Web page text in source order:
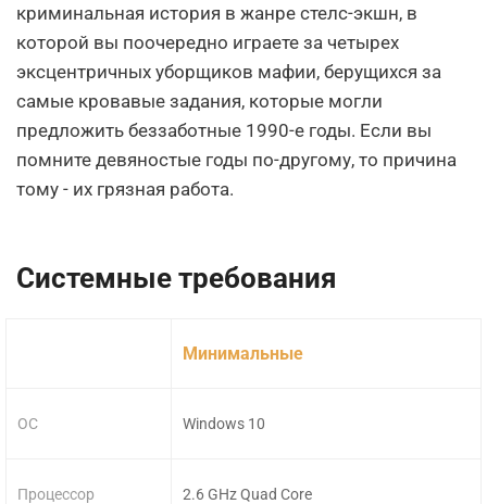
криминальная история в жанре стелс-экшн, в
которой вы поочередно играете за четырех
эксцентричных уборщиков мафии, берущихся за
самые кровавые задания, которые могли
предложить беззаботные 1990-е годы. Если вы
помните девяностые годы по-другому, то причина
тому - их грязная работа.
Системные требования
ОС
Процессор
Минимальные
Windows 10
2.6 GHz Quad Core